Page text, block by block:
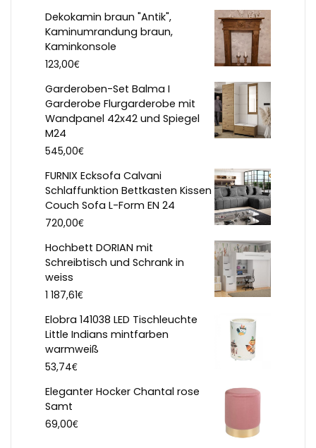
Dekokamin braun "Antik",
Kaminumrandung braun,
Kaminkonsole
123,00€
Garderoben-Set Balma I
Garderobe Flurgarderobe mit
Wandpanel 42x42 und Spiegel
M24
545,00€
FURNIX Ecksofa Calvani
Schlaffunktion Bettkasten Kissen
Couch Sofa L-Form EN 24
720,00€
Hochbett DORIAN mit
Schreibtisch und Schrank in
weiss
1 187,61€
Elobra 141038 LED Tischleuchte
Little Indians mintfarben
warmweiß
53,74€
Eleganter Hocker Chantal rose
Samt
69,00€